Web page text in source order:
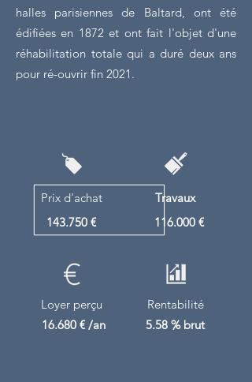
halles parisiennes de Baltard, ont été
édifiées en 1872 et ont fait l'objet d'une
réhabilitation totale qui a duré deux ans
pour ré-ouvrir fin 2021.
Travaux
Prix d'achat
116.000 €
143.750 €
Loyer perçu
Rentabilité
16.680 € /an
5.58 % brut